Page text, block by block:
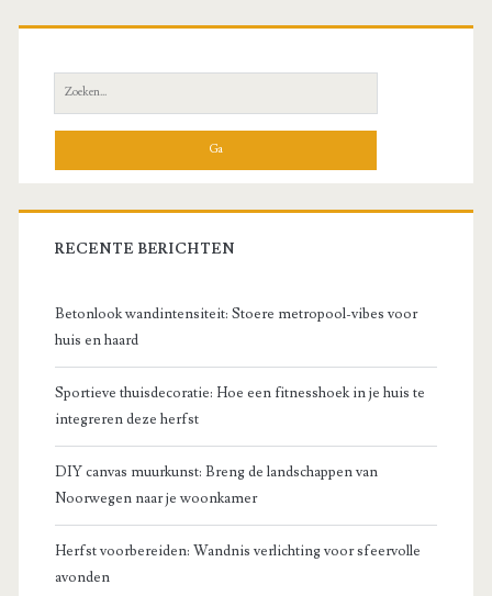
Zoek
naar:
RECENTE BERICHTEN
Betonlook wandintensiteit: Stoere metropool-vibes voor
huis en haard
Sportieve thuisdecoratie: Hoe een fitnesshoek in je huis te
integreren deze herfst
DIY canvas muurkunst: Breng de landschappen van
Noorwegen naar je woonkamer
Herfst voorbereiden: Wandnis verlichting voor sfeervolle
avonden